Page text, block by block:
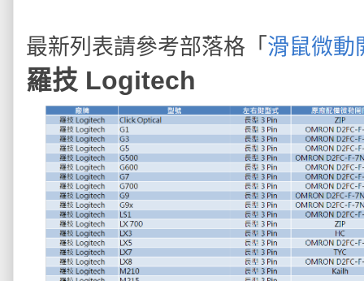
最新列表請參考部落格「 滑鼠微動
羅技 Logitech